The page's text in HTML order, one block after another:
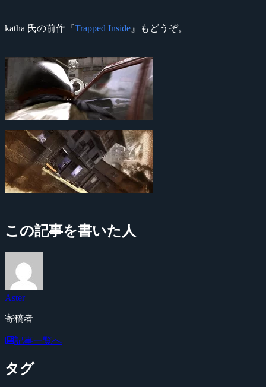
katha 氏の前作『Trapped Inside 』もどうぞ。
この記事を書いた人
Aster
寄稿者
記事一覧へ
タグ